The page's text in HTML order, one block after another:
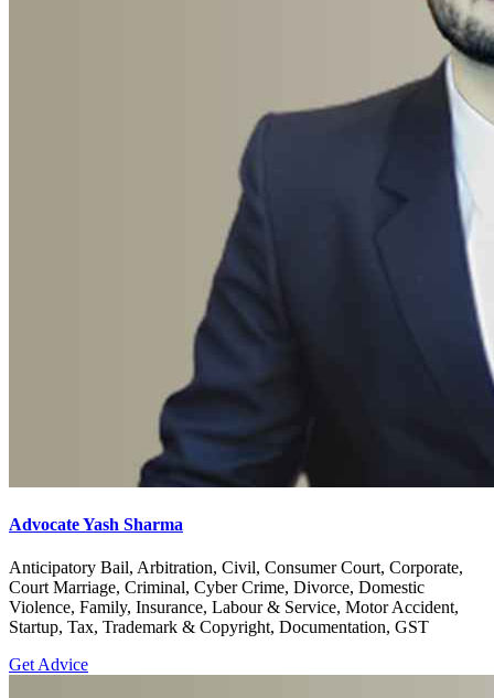
Advocate Yash Sharma
Anticipatory Bail, Arbitration, Civil, Consumer Court, Corporate,
Court Marriage, Criminal, Cyber Crime, Divorce, Domestic
Violence, Family, Insurance, Labour & Service, Motor Accident,
Startup, Tax, Trademark & Copyright, Documentation, GST
Get Advice